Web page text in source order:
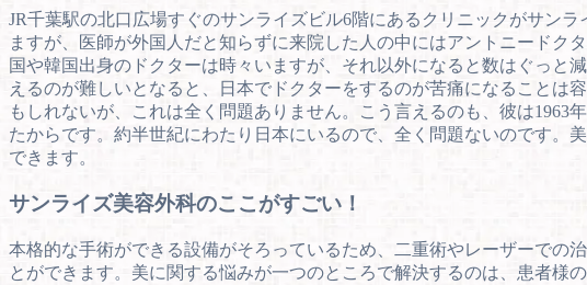
JR千葉駅の北口広場すぐのサンライズビル6階にあるクリニックがサン
ますが、医師が外国人だと知らずに来院した人の中にはアントニード
国や韓国出身のドクターは時々いますが、それ以外になると数はぐっ
えるのが難しいとなると、日本でドクターをするのが苦痛になること
もしれないが、これは全く問題ありません。こう言えるのも、彼は
たからです。約半世紀にわたり日本にいるので、全く問題ないのです。
できます。
サンライズ美容外科のここがすごい！
本格的な手術ができる設備がそろっているため、二重術やレーザーでの
とができます。美に関する悩みが一つのところで解決するのは、患者